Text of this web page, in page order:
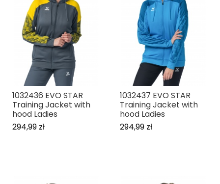
1032436 EVO STAR
Training Jacket with
hood Ladies
294,99 zł
1032437 EVO STAR
Training Jacket with
hood Ladies
294,99 zł